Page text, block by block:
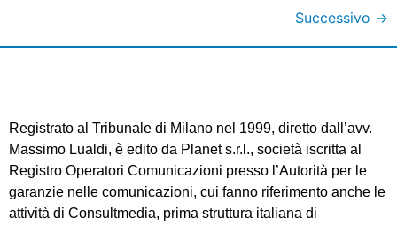
Successivo →
Registrato al Tribunale di Milano nel 1999, diretto dall’avv.
Massimo Lualdi, è edito da Planet s.r.l., società iscritta al
Registro Operatori Comunicazioni presso l’Autorità per le
garanzie nelle comunicazioni, cui fanno riferimento anche le
attività di Consultmedia, prima struttura italiana di